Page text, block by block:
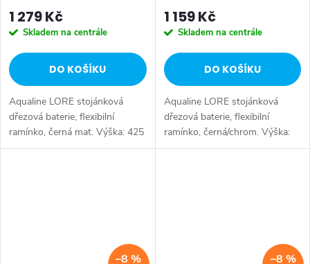
1 279 Kč
Skladem na centrále
DO KOŠÍKU
Aqualine LORE stojánková
dřezová baterie, flexibilní
ramínko, černá mat. Výška: 425
mm • Hloubka: 216 mm •
1 159 Kč
Skladem na centrále
DO KOŠÍKU
Aqualine LORE stojánková
dřezová baterie, flexibilní
ramínko, černá/chrom. Výška:
425 mm • Hloubka: 216 mm •
–8 % –8 %